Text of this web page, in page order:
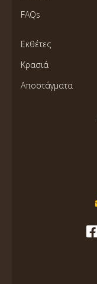
FAQs
Εκθέτες
Κρασιά
Αποστάγματα